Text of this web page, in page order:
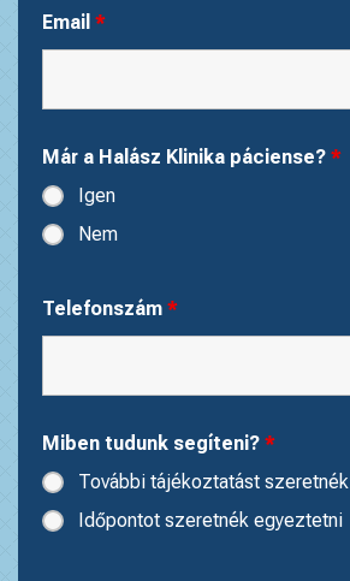
Email *
Már a Halász Klinika páciense? *
Igen
Nem
Telefonszám *
Miben tudunk segíteni? *
További tájékoztatást szeretnék
Időpontot szeretnék egyeztetni